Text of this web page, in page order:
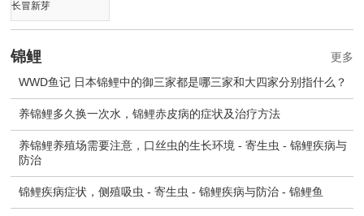
锦鲤
WWD鱼记 日本锦鲤中的御三家都是哪三家和大四家分别指什么？
养锦鲤多久换一次水，锦鲤赤皮病的症状及治疗方法
养锦鲤养殖场需要注意，口丝虫的生长环境 - 寄生虫 - 锦鲤疾病与
防治
锦鲤疾病症状，侧殖吸虫 - 寄生虫 - 锦鲤疾病与防治 - 锦鲤鱼
更多